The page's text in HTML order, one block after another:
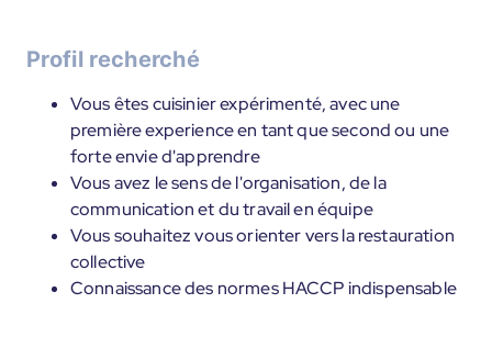
Profil recherché
Vous êtes cuisinier expérimenté, avec une
première experience en tant que second ou une
forte envie d'apprendre
Vous avez le sens de l'organisation, de la
communication et du travail en équipe
Vous souhaitez vous orienter vers la restauration
collective
Connaissance des normes HACCP indispensable